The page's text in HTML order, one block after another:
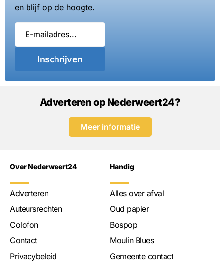
en blijf op de hoogte.
Inschrijven
Adverteren op Nederweert24?
Meer informatie
Over Nederweert24
Adverteren
Auteursrechten
Colofon
Contact
Privacybeleid
Handig
Alles over afval
Oud papier
Bospop
Moulin Blues
Gemeente contact